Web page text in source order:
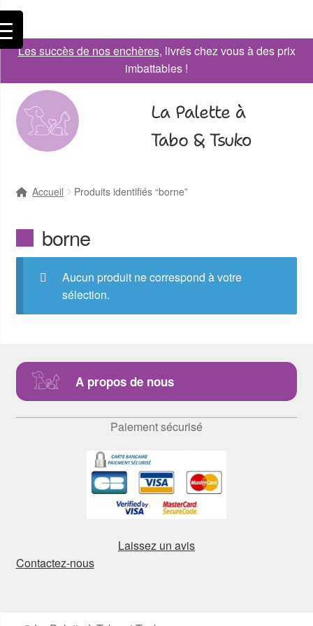
Les succès de nos enchères, livrés chez vous à des prix
imbattables !
La Palette à
Tabo & Tsuko
Accueil Produits identifiés “borne”
borne
Aucun produit ne correspond à votre
sélection.
A propos de nous
Paiement sécurisé
Laissez un avis
Contactez-nous